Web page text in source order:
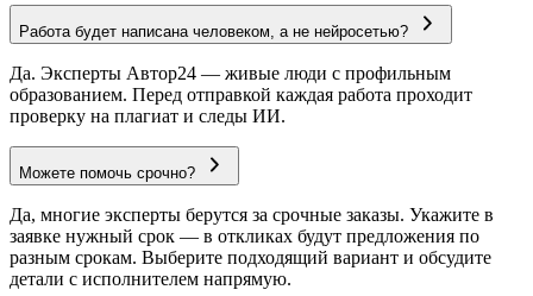
Работа будет написана человеком, а не нейросетью?
Да. Эксперты Автор24 — живые люди с профильным
образованием. Перед отправкой каждая работа проходит
проверку на плагиат и следы ИИ.
Можете помочь срочно?
Да, многие эксперты берутся за срочные заказы. Укажите в
заявке нужный срок — в откликах будут предложения по
разным срокам. Выберите подходящий вариант и обсудите
детали с исполнителем напрямую.